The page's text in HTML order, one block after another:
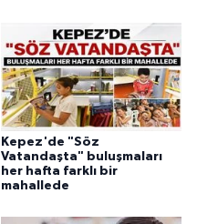
Kepez'de "Söz
Vatandaşta" buluşmaları
her hafta farklı bir
mahallede